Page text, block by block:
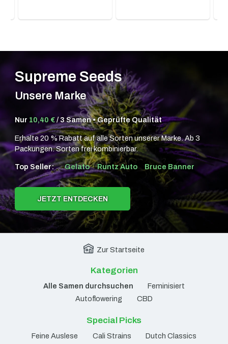
Supreme Seeds
Unsere Marke
Nur 10,40 €/ 3 Samen • Geprüfte Qualität
Erhalte 20 % Rabatt auf alle Sorten unserer Marke. Ab 3
Packungen. Sorten frei kombinierbar.
Top Seller: Gelato Runtz Auto Bruce Banner
JETZT ENTDECKEN
Zur Startseite
Kategorien
Alle Samen durchsuchen
Feminisiert
Autoflowering
CBD
Special Picks
Feine Auslese Cali Strains
Dutch Classics